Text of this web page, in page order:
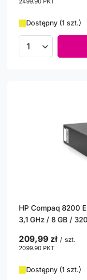
Dostępny (1 szt.)
Ilość produktów
HP Compaq 8200
3,1 GHz / 8 GB /
209,99 zł / szt.
2099.90 PKT
Dostępny (1 szt.)